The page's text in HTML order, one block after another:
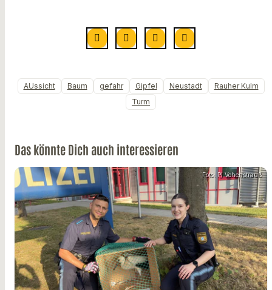
AUssicht Baum gefahr Gipfel Neustadt
Rauher Kulm
Turm
Das könnte Dich auch interessieren
Foto: PI Vohenstrauß